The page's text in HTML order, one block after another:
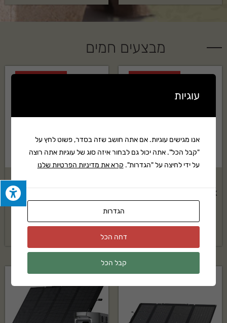
מבצעים חמים
סט כלי גינון ידניים WOLF
₪564
₪499
עוגיות
אנו מגישים עוגיות. אם אתה חושב שזה בסדר, פשוט לחץ על
"קבל הכל". אתה יכול גם לבחור איזה סוג של עוגיות אתה רוצה
על ידי לחיצה על "הגדרות". קרא את מדיניות הפרטיות שלנו
הגדרות
דחה הכל
קבל הכל